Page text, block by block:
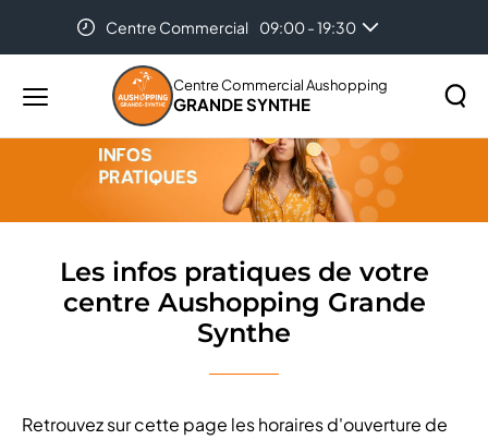
Centre Commercial 09:00 - 19:30
Menu
principal
Centre Commercial Aushopping
GRANDE SYNTHE
Rechercher
site
Les infos pratiques de votre centre Aushopping
Les infos pratiques de votre
centre Aushopping Grande
Synthe
Retrouvez sur cette page les horaires d'ouverture de